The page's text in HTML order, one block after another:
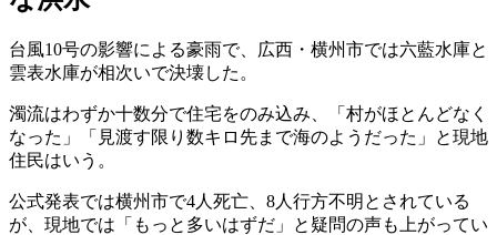
台風10号の影響による豪雨で、広西・横州市では六藍水庫と
雲表水庫が相次いで決壊した。
濁流はわずか十数分で住宅をのみ込み、「村がほとんどなく
なった」「見渡す限り数キロ先まで海のようだった」と現地
住民はいう。
公式発表では横州市で4人死亡、8人行方不明とされている
が、現地では「もっと多いはずだ」と疑問の声も上がってい